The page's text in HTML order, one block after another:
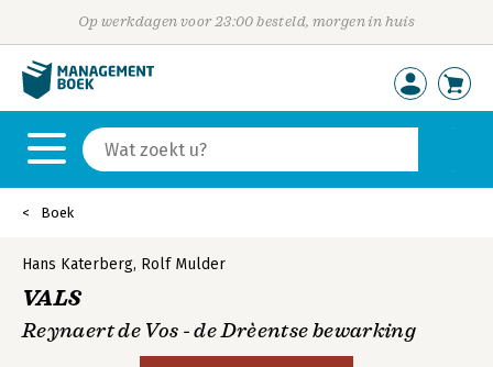
Op werkdagen voor 23:00 besteld, morgen in huis
Boek
Hans Katerberg, Rolf Mulder
VALS
Reynaert de Vos - de Drèentse bewarking